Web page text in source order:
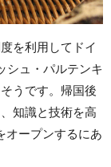
を利用してドイ
シュ・パルテンキ
うです。帰国後
知識と技術を高
オープンするにあ